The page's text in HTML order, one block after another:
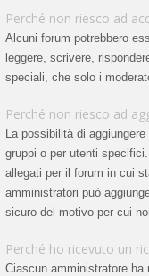
Perché non riesco ad
Alcuni forum potrebbero
leggere, scrivere,
speciali, che solo i
Perché non riesco ad
La possibilità di
gruppi o per utenti
allegati per il forum in cui
amministratori può
sicuro del motivo per cui
Perché ho ricevuto un
Ciascun amministratore ha